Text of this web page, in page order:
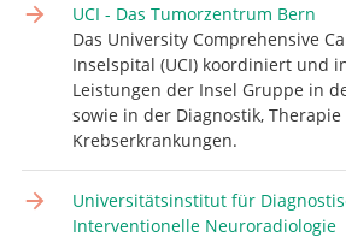
UCI - Das Tumorzentrum Bern
Das University Comprehensive
Inselspital (UCI) koordiniert und
Leistungen der Insel Gruppe in
sowie in der Diagnostik,
Krebserkrankungen.
Universitätsinstitut für
Interventionelle Neuroradiologie